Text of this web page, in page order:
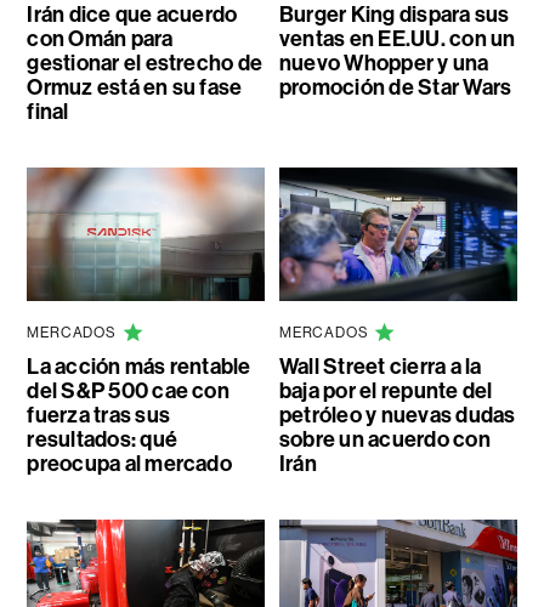
Irán dice que acuerdo
con Omán para
gestionar el estrecho de
Ormuz está en su fase
final
Burger King dispara sus
ventas en EE.UU. con un
nuevo Whopper y una
promoción de Star Wars
MERCADOS
La acción más rentable
del S&P 500 cae con
fuerza tras sus
resultados: qué
preocupa al mercado
MERCADOS
Wall Street cierra a la
baja por el repunte del
petróleo y nuevas dudas
sobre un acuerdo con
Irán